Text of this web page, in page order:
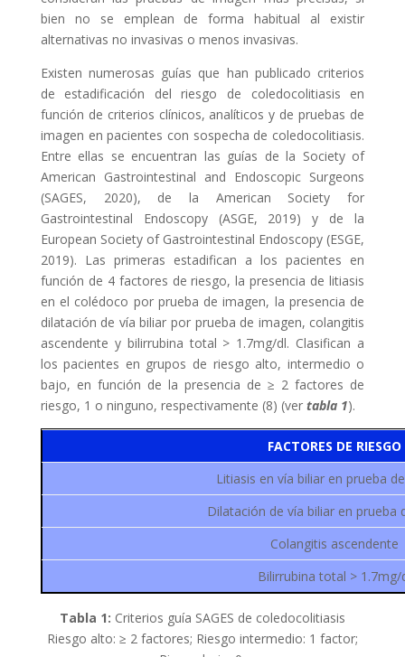
bien no se emplean de forma habitual al existir
alternativas no invasivas o menos invasivas.
Existen numerosas guías que han publicado criterios
de estadificación del riesgo de coledocolitiasis en
función de criterios clínicos, analíticos y de pruebas de
imagen en pacientes con sospecha de coledocolitiasis.
Entre ellas se encuentran las guías de la Society of
American Gastrointestinal and Endoscopic Surgeons
(SAGES, 2020), de la American Society for
Gastrointestinal Endoscopy (ASGE, 2019) y de la
European Society of Gastrointestinal Endoscopy (ESGE,
2019). Las primeras estadifican a los pacientes en
función de 4 factores de riesgo, la presencia de litiasis
en el colédoco por prueba de imagen, la presencia de
dilatación de vía biliar por prueba de imagen, colangitis
ascendente y bilirrubina total > 1.7mg/dl. Clasifican a
los pacientes en grupos de riesgo alto, intermedio o
bajo, en función de la presencia de ≥ 2 factores de
riesgo, 1 o ninguno, respectivamente (8) (ver tabla 1).
FACTORES DE RIESGO
Litiasis en vía biliar en prueba
Dilatación de vía biliar en prueba
Colangitis ascendente
Bilirrubina total > 1.7mg/
Tabla 1: Criterios guía SAGES de coledocolitiasis
Riesgo alto: ≥ 2 factores; Riesgo intermedio: 1 factor;